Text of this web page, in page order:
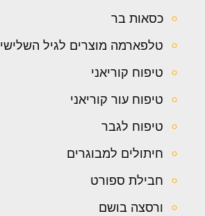
כסאות בר
טלפארמה מוצרים לגיל השלישי
טיפוח קוריאני
טיפוח עור קוריאני
טיפוח לגבר
חיתולים למבוגרים
חבילת ספורט
ורסצה בושם